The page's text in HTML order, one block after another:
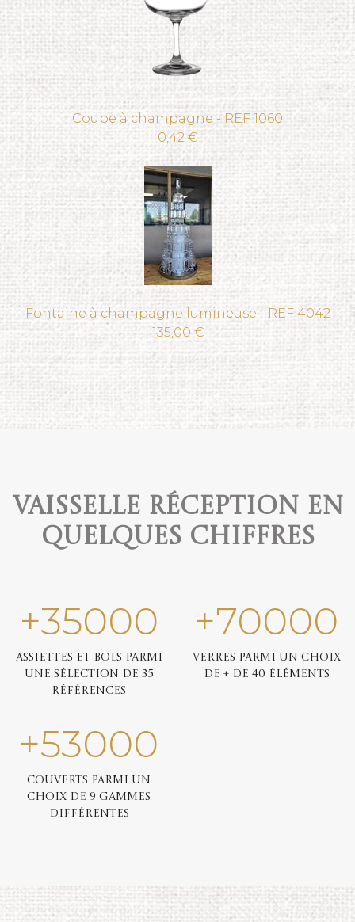
Coupe à champagne - REF 1060
0,42 €
Fontaine à champagne lumineuse - REF 4042
135,00 €
Vaisselle réception en
quelques chiffres
+35000
Assiettes et bols parmi
une sélection de 35
références
+70000
Verres parmi un choix
de + de 40 éléments
+53000
Couverts parmi un
choix de 9 gammes
différentes